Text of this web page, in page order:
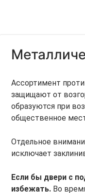
Ассортимент
защищают от
образуются при
общественное
Отдельное
исключает
Если бы двери с
избежать. Во